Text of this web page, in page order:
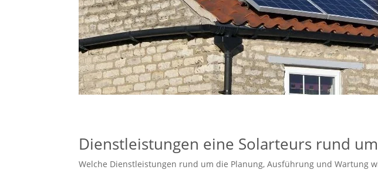
Dienstleistungen eine Solarteurs rund
Welche Dienstleistungen rund um die Planung, Ausführung und Wartung